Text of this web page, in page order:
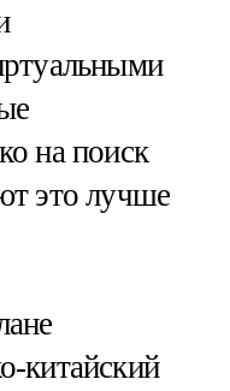
на поиск
это лучше
китайский